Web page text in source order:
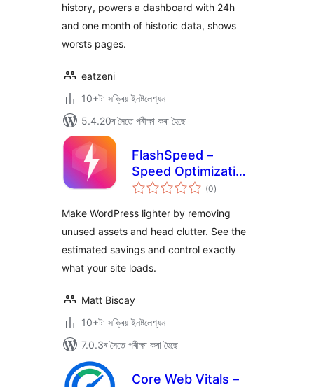
history, powers a dashboard with 24h
and one month of historic data, shows
worsts pages.
eatzeni
10+টা সক্ৰিয় ইনষ্টলেশ্যন
5.4.20ৰ সৈতে পৰীক্ষা কৰা হৈছে
FlashSpeed –
Speed Optimization
& Performance
(0টা
মুঠ)
Make WordPress lighter by removing
unused assets and head clutter. See the
estimated savings and control exactly
what your site loads.
Matt Biscay
10+টা সক্ৰিয় ইনষ্টলেশ্যন
7.0.3ৰ সৈতে পৰীক্ষা কৰা হৈছে
Core Web Vitals –